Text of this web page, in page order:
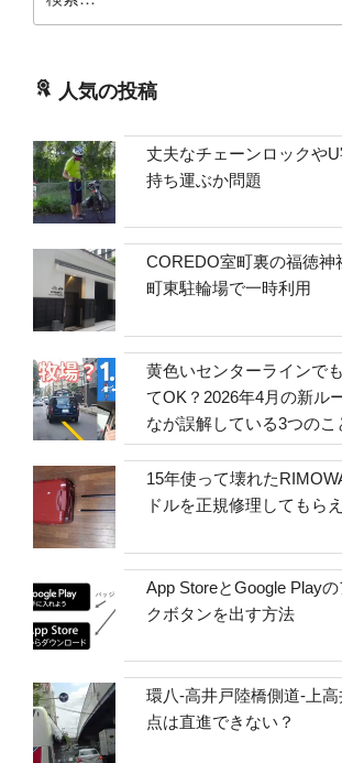
索:
人気の投稿
丈夫なチェーンロックや
持ち運ぶか問題
COREDO室町裏の福徳神
町東駐輪場で一時利用
黄色いセンターラインで
てOK？2026年4月の新ル
なが誤解している3つのこ
15年使って壊れた
ドルを正規修理してもら
App StoreとGoogle Play
クボタンを出す方法
環八-高井戸陸橋側道-上
点は直進できない？